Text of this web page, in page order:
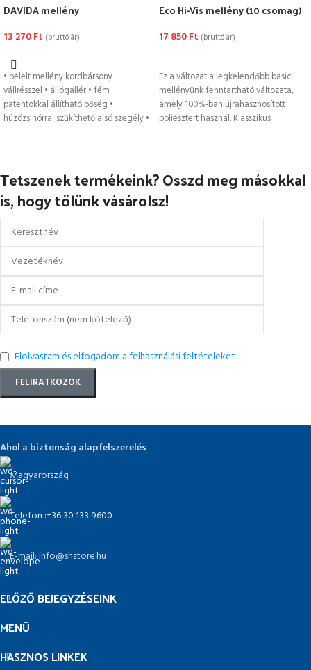
DAVIDA mellény
13 270Ft (bruttó ár)
• bélelt mellény kordbársony
vállrésszel • állógallér • fém
patentokkal állítható bőség •
húzózsinórral szűkíthető alsó szegély •
Eco Hi-Vis mellény (10 csomag)
17 850Ft (bruttó ár)
Ez a változat a legkelendőbb basic
mellényünk fenntartható változata,
amely 100%-ban újrahasznosított
poliésztert használ. Klasszikus
Tetszenek termékeink? Osszd meg másokkal
is, hogy tőlünk vásárolsz!
Elolvastam és elfogadom a felhasználási feltételeket
Ahol a biztonság alapfelszerelés
Magyarország
Telefon :+36 30 133 9600
E-mail: info@shstore.hu
ELŐZŐ BEJEGYZÉSEINK
MENÜ
HASZNOS LINKEK